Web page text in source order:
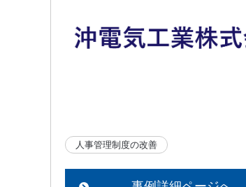
人事管理制度の改善